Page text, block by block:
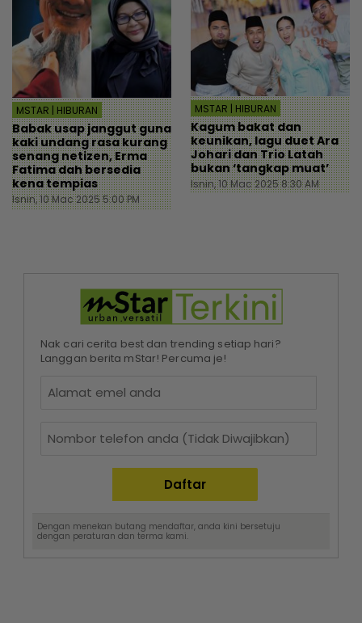
MSTAR | HIBURAN
Babak usap janggut guna
kaki undang rasa kurang
senang netizen, Erma
Fatima dah bersedia
kena tempias
Isnin, 10 Mac 2025 5:00 PM
MSTAR | HIBURAN
Kagum bakat dan
keunikan, lagu duet Ara
Johari dan Trio Latah
bukan ‘tangkap muat’
Isnin, 10 Mac 2025 8:30 AM
Nak cari cerita best dan trending setiap hari?
Langgan berita mStar! Percuma je!
Dengan menekan butang mendaftar, anda kini bersetuju
dengan peraturan dan terma kami.